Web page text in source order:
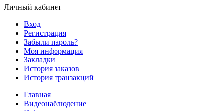
Личный кабинет
Вход
Регистрация
Забыли пароль?
Моя информация
Закладки
История заказов
История транзакций
Главная
Видеонаблюдение